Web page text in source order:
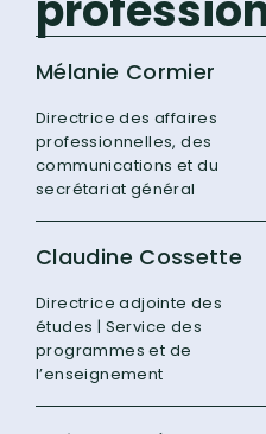
Mélanie Cormier
Directrice des affaires
professionnelles, des
communications et du
secrétariat général
Claudine Cossette
Directrice adjointe des
études | Service des
programmes et de
l’enseignement